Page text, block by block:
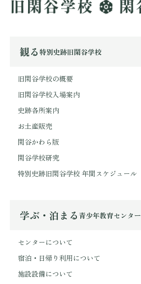
観る 特別史跡旧閑谷学校
旧閑谷学校の概要
旧閑谷学校入場案内
史跡各所案内
お土産販売
閑谷かわら版
閑谷学校研究
特別史跡旧閑谷学校 年間スケジュール
学ぶ・泊まる 青少年教育センター
センターについて
宿泊・日帰り利用について
施設設備について